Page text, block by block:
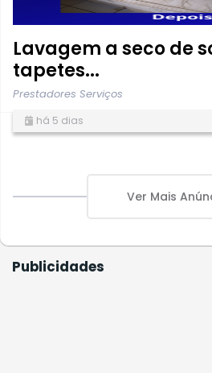
Lavagem a seco de
tapetes...
Prestadores Serviços
há 5 dias
Ver Mais
Publicidades